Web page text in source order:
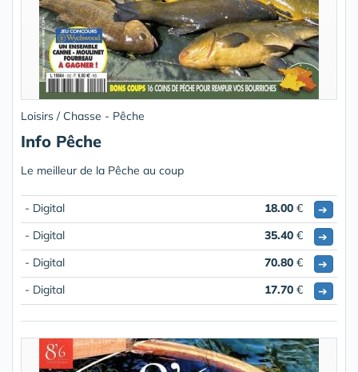
Loisirs / Chasse - Pêche
Info Pêche
Le meilleur de la Pêche au coup
- Digital 18.00 €
➔
- Digital
35.40 €
➔
- Digital
70.80 €
➔
- Digital
17.70 € ➔